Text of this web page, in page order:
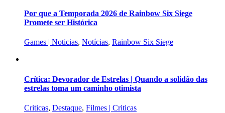
Por que a Temporada 2026 de Rainbow Six Siege
Promete ser Histórica
Games | Noticias, Notícias, Rainbow Six Siege
Crítica: Devorador de Estrelas | Quando a solidão das
estrelas toma um caminho otimista
Criticas, Destaque, Filmes | Criticas